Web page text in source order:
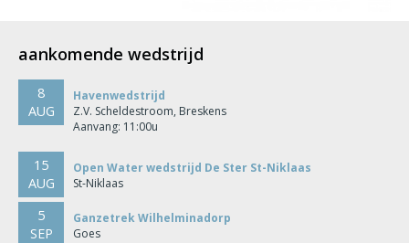
aankomende wedstrijd
8
AUG
Havenwedstrijd
Z.V. Scheldestroom, Breskens
Aanvang: 11:00u
15
AUG
Open Water wedstrijd De Ster St-Niklaas
St-Niklaas
5
SEP
Ganzetrek Wilhelminadorp
Goes